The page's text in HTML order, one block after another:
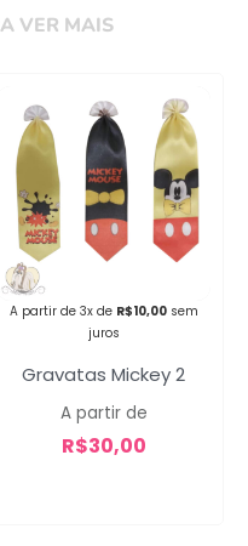
VER MAIS
A partir de 3x de R$10,00 sem
juros
Gravatas Mickey 2
A partir de
R$30,00
com